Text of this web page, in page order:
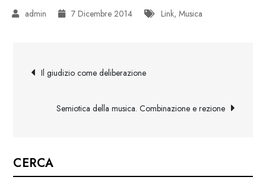
7 Dicembre 2014 Link,Musica
Navigazione
articoli
Il giudizio come deliberazione
Semiotica della musica. Combinazione e rezione
CERCA